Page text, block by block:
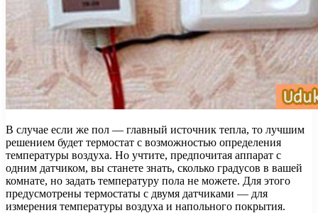
В случае если же пол — главный источник тепла, то лучшим
решением будет термостат с возможностью определения
температуры воздуха. Но учтите, предпочитая аппарат с
одним датчиком, вы станете знать, сколько градусов в вашей
комнате, но задать температуру пола не можете. Для этого
предусмотрены термостаты с двумя датчиками — для
измерения температуры воздуха и напольного покрытия.